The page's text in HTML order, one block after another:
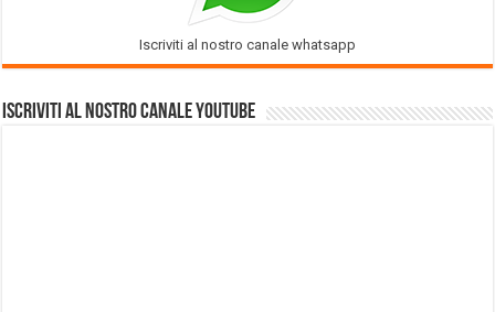
Iscriviti al nostro canale whatsapp
Iscriviti al nostro Canale Youtube